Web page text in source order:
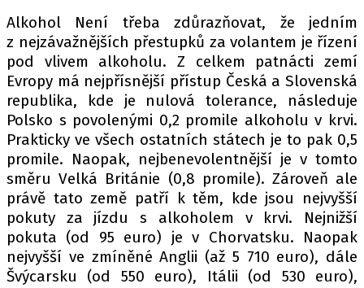
SLEDUJTE NÁS NA |
Máte příběh, fotku nebo video?
Pošlete e-mail na autoroad.cz
ETICKÝ KODEX
KONTAKT
VYDAVATEL
INZERCE
OSOBNÍ ÚDAJE / COOKIES
Alkohol Není třeba zdůrazňovat, že jedním
z nejzávažnějších přestupků za volantem je řízení
pod vlivem alkoholu. Z celkem patnácti zemí
Evropy má nejpřísnější přístup Česká a Slovenská
republika, kde je nulová tolerance, následuje
Polsko s povolenými 0,2 promile alkoholu v krvi.
Prakticky ve všech ostatních státech je to pak 0,5
promile. Naopak, nejbenevolentnější je v tomto
směru Velká Británie (0,8 promile). Zároveň ale
právě tato země patří k těm, kde jsou nejvyšší
pokuty za jízdu s alkoholem v krvi. Nejnižší
pokuta (od 95 euro) je v Chorvatsku. Naopak
nejvyšší ve zmíněné Anglii (až 5 710 euro), dále
Švýcarsku (od 550 euro), Itálii (od 530 euro),